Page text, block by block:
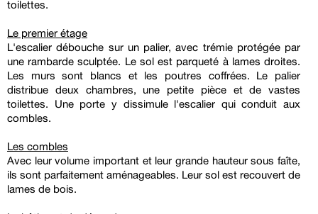
toilettes.
Le premier étage
L'escalier débouche sur un palier, avec trémie protégée par
une rambarde sculptée. Le sol est parqueté à lames droites.
Les murs sont blancs et les poutres coffrées. Le palier
distribue deux chambres, une petite pièce et de vastes
toilettes. Une porte y dissimule l'escalier qui conduit aux
combles.
Les combles
Avec leur volume important et leur grande hauteur sous faîte,
ils sont parfaitement aménageables. Leur sol est recouvert de
lames de bois.